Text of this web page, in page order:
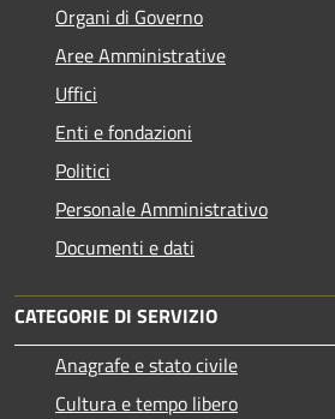
Organi di Governo
Aree Amministrative
Uffici
Enti e fondazioni
Politici
Personale Amministrativo
Documenti e dati
CATEGORIE DI SERVIZIO
Anagrafe e stato civile
Cultura e tempo libero